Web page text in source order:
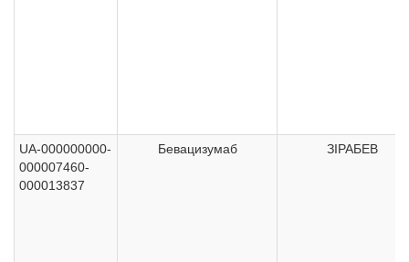
UA-000000000-
000007460-
000013837
Бевацизумаб ЗІРАБЕВ